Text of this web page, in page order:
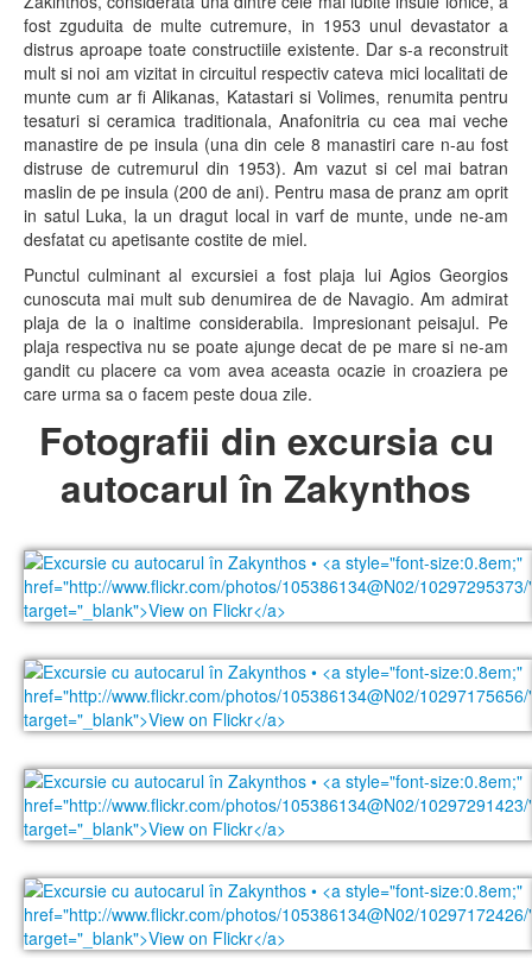
fost zguduita de multe cutremure, in 1953 unul devastator a
distrus aproape toate constructiile existente. Dar s-a reconstruit
mult si noi am vizitat in circuitul respectiv cateva mici localitati de
munte cum ar fi Alikanas, Katastari si Volimes, renumita pentru
tesaturi si ceramica traditionala, Anafonitria cu cea mai veche
manastire de pe insula (una din cele 8 manastiri care n-au fost
distruse de cutremurul din 1953). Am vazut si cel mai batran
maslin de pe insula (200 de ani). Pentru masa de pranz am oprit
in satul Luka, la un dragut local in varf de munte, unde ne-am
desfatat cu apetisante costite de miel.
Punctul culminant al excursiei a fost plaja lui Agios Georgios
cunoscuta mai mult sub denumirea de de Navagio. Am admirat
plaja de la o inaltime considerabila. Impresionant peisajul. Pe
plaja respectiva nu se poate ajunge decat de pe mare si ne-am
gandit cu placere ca vom avea aceasta ocazie in croaziera pe
care urma sa o facem peste doua zile.
Fotografii din excursia cu
autocarul în Zakynthos